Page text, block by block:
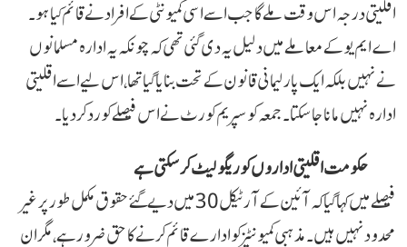
اقلیتی درجہ اس وقت ملے گا جب اسے اسی کمیونٹی کے افراد نے قائم کیا ہو۔
اے ایم یو کے معاملے میں دلیل یہ دی گئی تھی کہ چونکہ یہ ادارہ مسلمانوں
نے نہیں بلکہ ایک پارلیمانی قانون کے تحت بنایا گیا تھا، اس لیے اسے اقلیتی
ادارہ نہیں مانا جا سکتا۔ جمعہ کو سپریم کورٹ نے اس فیصلے کو رد کر دیا۔
حکومت اقلیتی اداروں کو ریگولیٹ کر سکتی ہے
فیصلے میں کہا گیا کہ آئین کے آرٹیکل 30 میں دیے گئے حقوق مکمل طور پر غیر
محدود نہیں ہیں۔ مذہبی کمیونٹیز کو ادارے قائم کرنے کا حق ضرور ہے، مگر ان